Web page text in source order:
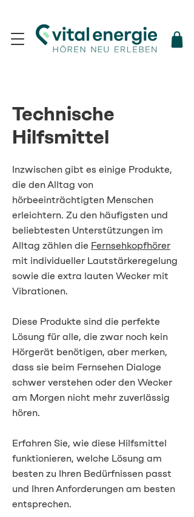
Technische
Hilfsmittel
Inzwischen gibt es einige Produkte,
die den Alltag von
hörbeeinträchtigten Menschen
erleichtern. Zu den häufigsten und
beliebtesten Unterstützungen im
Alltag zählen die Fernsehkopfhörer
mit individueller Lautstärkeregelung
sowie die extra lauten Wecker mit
Vibrationen.
Diese Produkte sind die perfekte
Lösung für alle, die zwar noch kein
Hörgerät benötigen, aber merken,
dass sie beim Fernsehen Dialoge
schwer verstehen oder den Wecker
am Morgen nicht mehr zuverlässig
hören.
Erfahren Sie, wie diese Hilfsmittel
funktionieren, welche Lösung am
besten zu Ihren Bedürfnissen passt
und Ihren Anforderungen am besten
entsprechen.